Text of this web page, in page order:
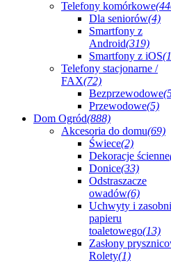
Telefony komórkowe
Dla seniorów(4)
Smartfony z
Android(319)
Smartfony z iOS
Telefony stacjonarne /
FAX(72)
Bezprzewodowe
Przewodowe(5)
Dom Ogród(888)
Akcesoria do domu(69)
Świece(2)
Dekoracje ścienne
Donice(33)
Odstraszacze
owadów(6)
Uchwyty i
papieru
toaletowego(13)
Zasłony
Rolety(1)